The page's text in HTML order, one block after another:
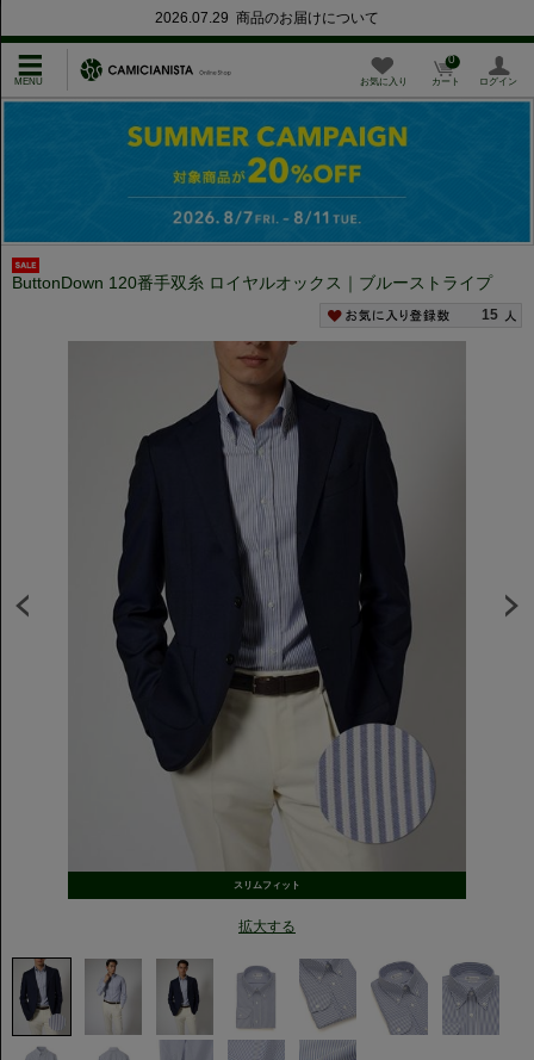
2026.07.29 商品のお届けについて
お気に入り カート
0
ログイン
ButtonDown 120番手双糸 ロイヤルオックス｜ブルーストライプ
15
スリムフィット
拡大する